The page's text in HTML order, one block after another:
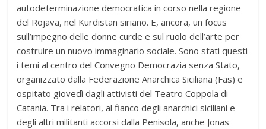
autodeterminazione democratica in corso nella regione
del Rojava, nel Kurdistan siriano. E, ancora, un focus
sull’impegno delle donne curde e sul ruolo dell’arte per
costruire un nuovo immaginario sociale. Sono stati questi
i temi al centro del Convegno Democrazia senza Stato,
organizzato dalla Federazione Anarchica Siciliana (Fas) e
ospitato giovedì dagli attivisti del Teatro Coppola di
Catania. Tra i relatori, al fianco degli anarchici siciliani e
degli altri militanti accorsi dalla Penisola, anche Jonas